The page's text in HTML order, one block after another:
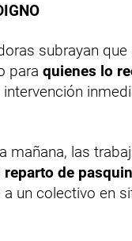
subrayan
para quienes lo
mañana, las
reparto de
a un colectivo en